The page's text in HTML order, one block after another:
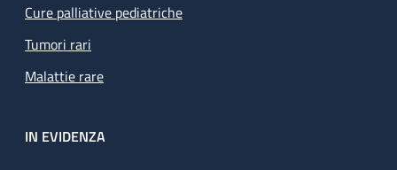
Cure palliative pediatriche
Tumori rari
Malattie rare
IN EVIDENZA